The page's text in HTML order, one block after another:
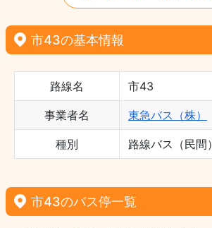
市43の基本情報
路線名 市43
事業者名 東急バス（株）
種別 路線バス（民間）
市43のバス停一覧